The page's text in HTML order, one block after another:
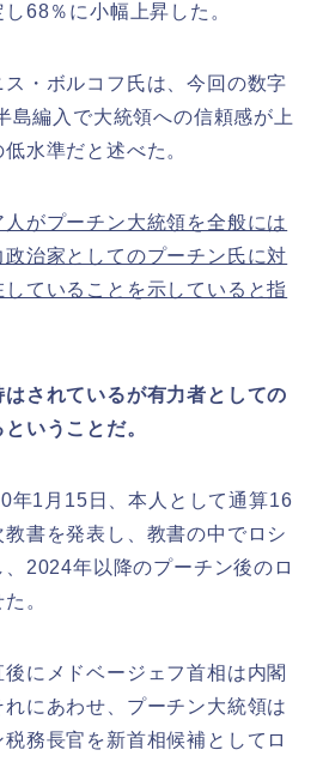
68％に小幅上昇した。
・ボルコフ氏は、今回の数字
島編入で大統領への信頼感が上
水準だと述べた。
人がプーチン大統領を全般には
治家としてのプーチン氏に対
ていることを示していると指
されているが有力者としての
いうことだ。
年1月15日、本人として通算16
書を発表し、教書の中でロシ
2024年以降のプーチン後のロ
。
にメドベージェフ首相は内閣
にあわせ、プーチン大統領は
務長官を新首相候補としてロ